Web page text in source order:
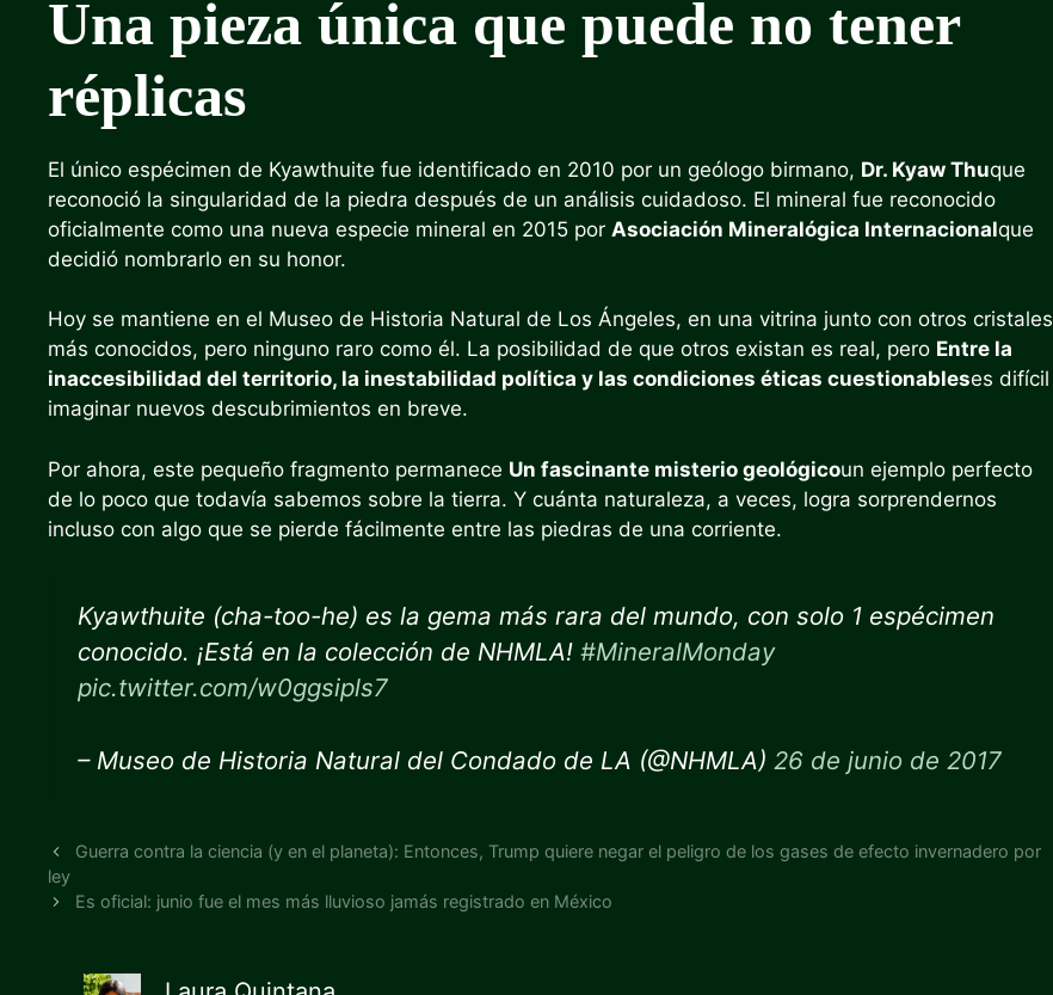
Una pieza única que puede no tener
réplicas
El único espécimen de Kyawthuite fue identificado en 2010 por un geólogo birmano, Dr. Kyaw Thuque
reconoció la singularidad de la piedra después de un análisis cuidadoso. El mineral fue reconocido
oficialmente como una nueva especie mineral en 2015 por Asociación Mineralógica Internacionalque
decidió nombrarlo en su honor.
Hoy se mantiene en el Museo de Historia Natural de Los Ángeles, en una vitrina junto con otros cristales
más conocidos, pero ninguno raro como él. La posibilidad de que otros existan es real, pero Entre la
inaccesibilidad del territorio, la inestabilidad política y las condiciones éticas cuestionableses difícil
imaginar nuevos descubrimientos en breve.
Por ahora, este pequeño fragmento permanece Un fascinante misterio geológicoun ejemplo perfecto
de lo poco que todavía sabemos sobre la tierra. Y cuánta naturaleza, a veces, logra sorprendernos
incluso con algo que se pierde fácilmente entre las piedras de una corriente.
Kyawthuite (cha-too-he) es la gema más rara del mundo, con solo 1 espécimen
conocido. ¡Está en la colección de NHMLA! #MineralMonday
pic.twitter.com/w0ggsipls7
– Museo de Historia Natural del Condado de LA (@NHMLA) 26 de junio de 2017
Guerra contra la ciencia (y en el planeta): Entonces, Trump quiere negar el peligro de los gases de efecto invernadero por
ley
Es oficial: junio fue el mes más lluvioso jamás registrado en México